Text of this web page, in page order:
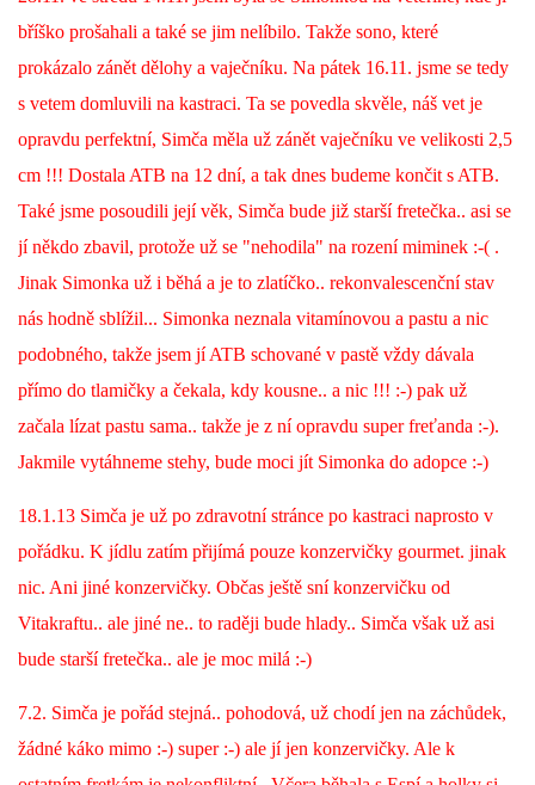
KONTAKT
JAK NÁM POMOCI
NAPSALI O NÁS
NATÁČENÍ V TELEVIZI
AKCE
SLUŽBY
HISTORIE - 2010 - 2020
JAK NÁM POMOCI - POMÁHAJÍ NÁM :-)
Fretky Boleslav, z.s.
Trnová 15
bříško prošahali a také se jim nelíbilo. Takže sono, které
prokázalo zánět dělohy a vaječníku. Na pátek 16.11. jsme se tedy
s vetem domluvili na kastraci. Ta se povedla skvěle, náš vet je
opravdu perfektní, Simča měla už zánět vaječníku ve velikosti 2,5
cm !!! Dostala ATB na 12 dní, a tak dnes budeme končit s ATB.
Také jsme posoudili její věk, Simča bude již starší fretečka.. asi se
jí někdo zbavil, protože už se "nehodila" na rození miminek :-( .
Jinak Simonka už i běhá a je to zlatíčko.. rekonvalescenční stav
nás hodně sblížil... Simonka neznala vitamínovou a pastu a nic
podobného, takže jsem jí ATB schované v pastě vždy dávala
přímo do tlamičky a čekala, kdy kousne.. a nic !!! :-) pak už
začala lízat pastu sama.. takže je z ní opravdu super freťanda :-).
Jakmile vytáhneme stehy, bude moci jít Simonka do adopce :-)
18.1.13 Simča je už po zdravotní stránce po kastraci naprosto v
pořádku. K jídlu zatím přijímá pouze konzervičky gourmet. jinak
nic. Ani jiné konzervičky. Občas ještě sní konzervičku od
Vitakraftu.. ale jiné ne.. to raději bude hlady.. Simča však už asi
bude starší fretečka.. ale je moc milá :-)
7.2. Simča je pořád stejná.. pohodová, už chodí jen na záchůdek,
žádné káko mimo :-) super :-) ale jí jen konzervičky. Ale k